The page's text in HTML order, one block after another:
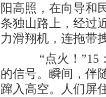
阳高照，在向导和
条独山路上，经过
力滑翔机，连拖带
“点火！”15：
的信号。瞬间，伴
蹿入高空。人们屏